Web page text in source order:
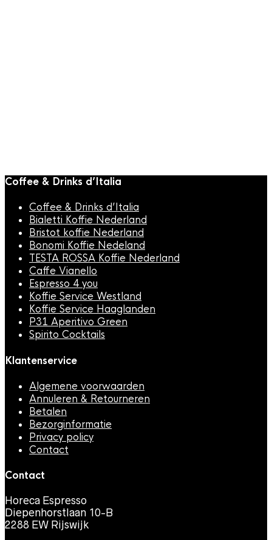
Coffee & Drinks d’Italia
Coffee & Drinks d’Italia
Bialetti Koffie Nederland
Bristot koffie Nederland
Bonomi Koffie Nedeland
TESTA ROSSA Koffie Nederland
Caffe Vianello
Espresso 4 you
Koffie Service Westland
Koffie Service Haaglanden
P31 Aperitivo Green
Spirito Cocktails
Klantenservice
Algemene voorwaarden
Annuleren & Retourneren
Betalen
Bezorginformatie
Privacy policy
Contact
Contact
Horeca Espresso
Diepenhorstlaan 10-B
2288 EW Rijswijk